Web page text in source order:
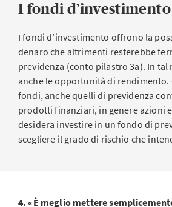
I fondi d’investimento
I fondi d’investimento offrono la
denaro che altrimenti resterebbe
previdenza (conto pilastro 3a). In tal
anche le opportunità di
fondi, anche quelli di previdenza
prodotti finanziari, in genere azioni
desidera investire in un fondo di
scegliere il grado di rischio che
4. «È meglio mettere